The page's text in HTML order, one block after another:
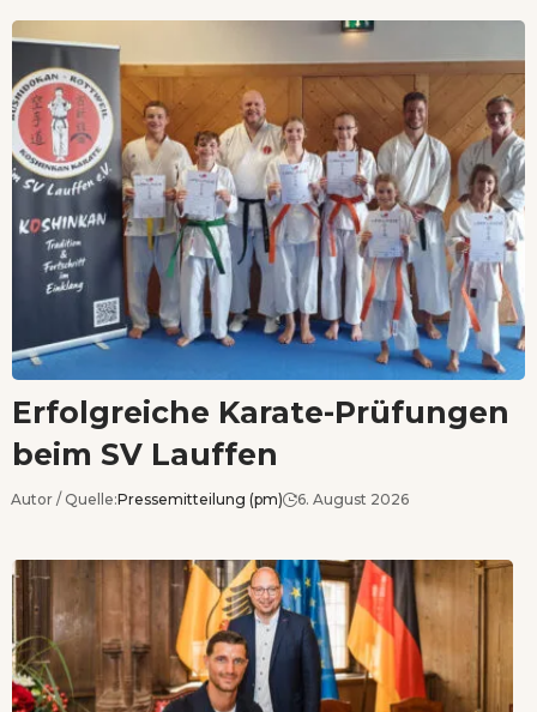
Erfolgreiche Karate-Prüfungen
beim SV Lauffen
Autor / Quelle:Pressemitteilung (pm) 6. August 2026